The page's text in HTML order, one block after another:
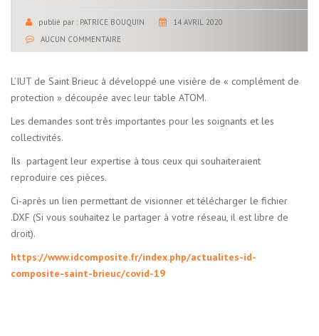
publié par : PATRICE BOUQUIN
14 AVRIL 2020
AUCUN COMMENTAIRE
L’IUT de Saint Brieuc à développé une visière de « complément de
protection » découpée avec leur table ATOM.
Les demandes sont très importantes pour les soignants et les
collectivités.
Ils partagent leur expertise à tous ceux qui souhaiteraient
reproduire ces pièces.
Ci-après un lien permettant de visionner et télécharger le fichier
.DXF (Si vous souhaitez le partager à votre réseau, il est libre de
droit).
https://www.idcomposite.fr/index.php/actualites-id-
composite-saint-brieuc/covid-19